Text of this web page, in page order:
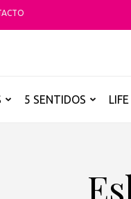
5 SENTIDOS